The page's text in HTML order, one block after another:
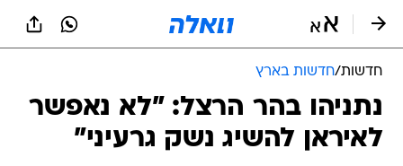
חדשות/חדשות בארץ
נתניהו בהר הרצל: "לא נאפשר
לאיראן להשיג נשק גרעיני"